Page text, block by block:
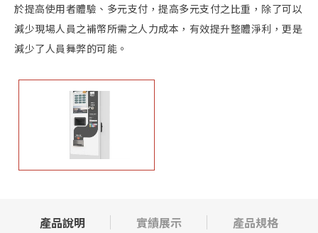
於提高使用者體驗、多元支付，提高多元支付之比重，除了可以
減少現場人員之補幣所需之人力成本，有效提升整體淨利，更是
減少了人員舞弊的可能。
產品說明 實績展示 產品規格